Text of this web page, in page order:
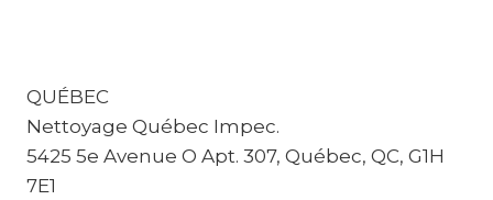
QUÉBEC
Nettoyage Québec Impec.
5425 5e Avenue O Apt. 307, Québec, QC, G1H
7E1